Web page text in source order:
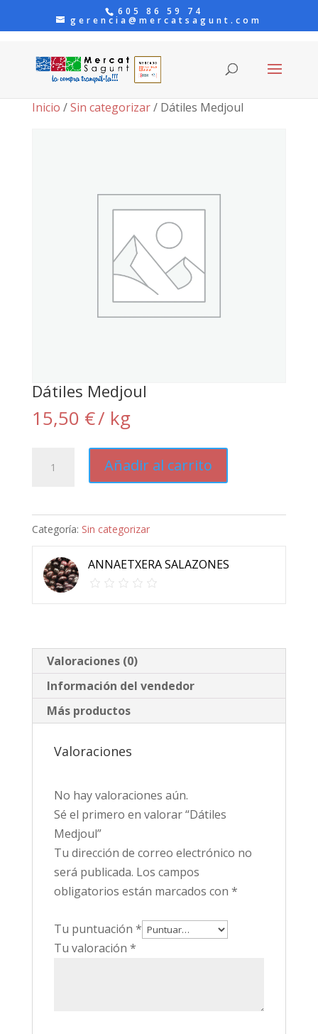
605 86 59 74
gerencia@mercatsagunt.com
Inicio /Sin categorizar/ Dátiles Medjoul
Dátiles Medjoul
15,50 €/ kg
Medjoul
Añadir al carrito
Categoría: Sin categorizar
ANNAETXERA SALAZONES
Valoraciones (0)
Información del vendedor
Más productos
Valoraciones
No hay valoraciones aún.
Sé el primero en valorar “Dátiles
Medjoul”
Tu dirección de correo electrónico no
será publicada. Los campos
obligatorios están marcados con *
Tu puntuación *
Tu valoración *